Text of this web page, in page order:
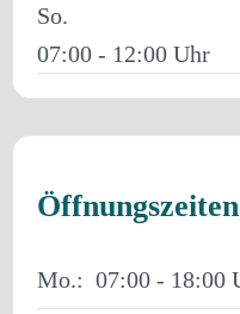
So.
07:00 - 12:00
Öffnungszeiten
Mo.: 07:00 - 18:00